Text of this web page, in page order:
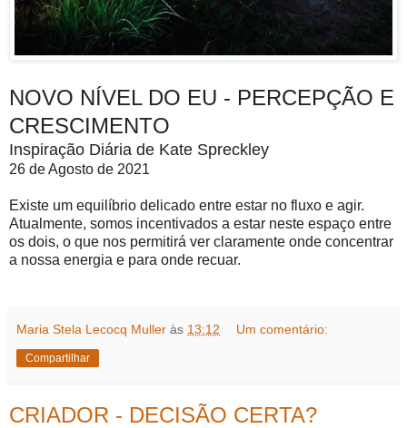
NOVO NÍVEL DO EU - PERCEPÇÃO E
CRESCIMENTO
Inspiração Diária de Kate Spreckley
26 de Agosto de 2021
Existe um equilíbrio delicado entre estar no fluxo e agir.
Atualmente, somos incentivados a estar neste espaço entre
os dois, o que nos permitirá ver claramente onde concentrar
a nossa energia e para onde recuar.
Maria Stela Lecocq Muller às 13:12 Um comentário:
Compartilhar
CRIADOR - DECISÃO CERTA?